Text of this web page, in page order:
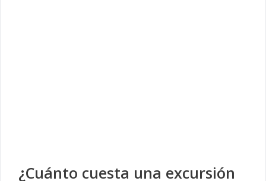
¿Cuánto cuesta una excursión